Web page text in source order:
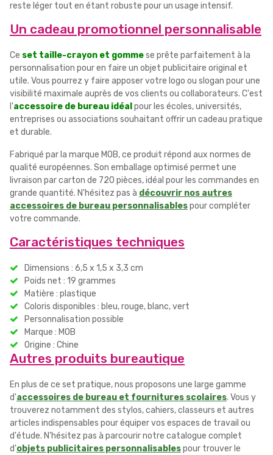
reste léger tout en étant robuste pour un usage intensif.
Un cadeau promotionnel personnalisable
Ce set taille-crayon et gommese prête parfaitement à la
personnalisation pour en faire un objet publicitaire original et
utile. Vous pourrez y faire apposer votre logo ou slogan pour une
visibilité maximale auprès de vos clients ou collaborateurs. C'est
l'accessoire de bureau idéal pour les écoles, universités,
entreprises ou associations souhaitant offrir un cadeau pratique
et durable.
Fabriqué par la marque MOB, ce produit répond aux normes de
qualité européennes. Son emballage optimisé permet une
livraison par carton de 720 pièces, idéal pour les commandes en
grande quantité. N'hésitez pas à découvrir nos autres
accessoires de bureau personnalisablespour compléter
votre commande.
Caractéristiques techniques
Dimensions : 6,5 x 1,5 x 3,3 cm
Poids net : 19 grammes
Matière : plastique
Coloris disponibles : bleu, rouge, blanc, vert
Personnalisation possible
Marque : MOB
Origine : Chine
Autres produits bureautique
En plus de ce set pratique, nous proposons une large gamme
d'accessoires de bureau et fournitures scolaires. Vous y
trouverez notamment des stylos, cahiers, classeurs et autres
articles indispensables pour équiper vos espaces de travail ou
d'étude. N'hésitez pas à parcourir notre catalogue complet
d'objets publicitaires personnalisablespour trouver le